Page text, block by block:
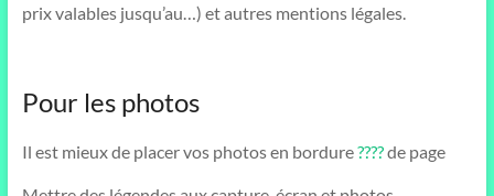
prix valables jusqu’au…) et autres mentions légales.
Pour les photos
Il est mieux de placer vos photos en bordure????de page